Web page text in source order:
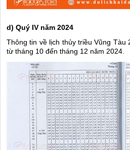
d) Quý IV năm 2024
Thông tin về lịch thủy triều Vũng Tàu
từ tháng 10 đến tháng 12 năm 2024.